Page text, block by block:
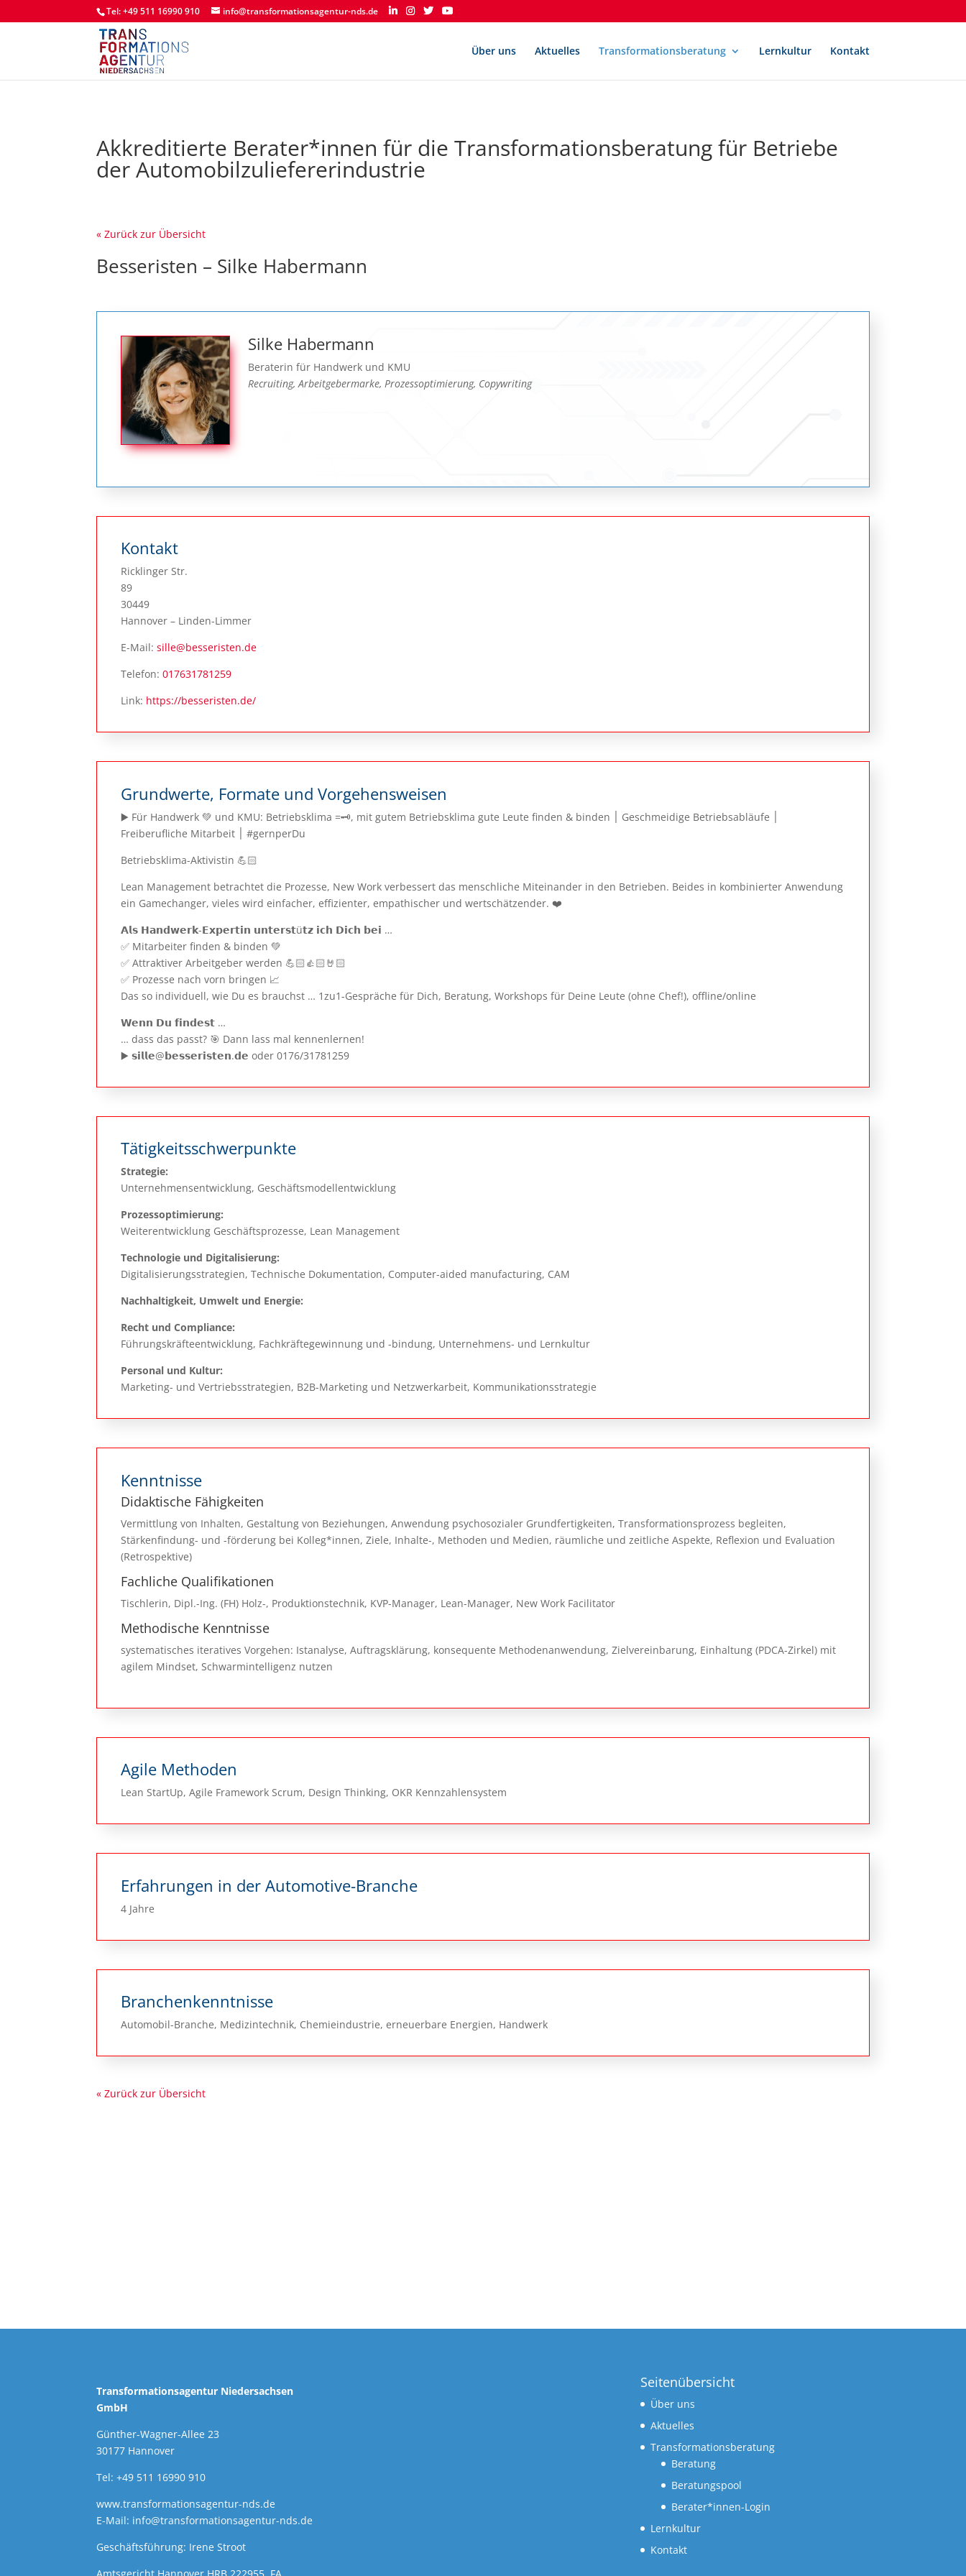
Tel: +49 511 16990 910 info@transformationsagentur-nds.de
Über uns Aktuelles Transformationsberatung Lernkultur Kontakt
Akkreditierte Berater*innen für die Transformationsberatung für Betriebe
der Automobilzuliefererindustrie
« Zurück zur Übersicht
Besseristen – Silke Habermann
Silke Habermann
Beraterin für Handwerk und KMU
Recruiting, Arbeitgebermarke, Prozessoptimierung, Copywriting
Kontakt
Ricklinger Str.
89
30449
Hannover – Linden-Limmer
E-Mail: sille@besseristen.de
Telefon: 017631781259
Link: https://besseristen.de/
Grundwerte, Formate und Vorgehensweisen
▶️ Für Handwerk 💚 und KMU: Betriebsklima =🗝️, mit gutem Betriebsklima gute Leute finden & binden ׀ Geschmeidige Betriebsabläufe ׀
Freiberufliche Mitarbeit ׀ #gernperDu
Betriebsklima-Aktivistin 💪🏻
Lean Management betrachtet die Prozesse, New Work verbessert das menschliche Miteinander in den Betrieben. Beides in kombinierter Anwendung
ein Gamechanger, vieles wird einfacher, effizienter, empathischer und wertschätzender. ❤️
𝗔𝗹𝘀 𝗛𝗮𝗻𝗱𝘄𝗲𝗿𝗸-𝗘𝘅𝗽𝗲𝗿𝘁𝗶𝗻 𝘂𝗻𝘁𝗲𝗿𝘀𝘁ü𝘁𝘇 𝗶𝗰𝗵 𝗗𝗶𝗰𝗵 𝗯𝗲𝗶 …
✅ Mitarbeiter finden & binden 💚
✅ Attraktiver Arbeitgeber werden 💪🏻👍🏻🤘🏻
✅ Prozesse nach vorn bringen 📈
Das so individuell, wie Du es brauchst … 1zu1-Gespräche für Dich, Beratung, Workshops für Deine Leute (ohne Chef!), offline/online
𝗪𝗲𝗻𝗻 𝗗𝘂 𝗳𝗶𝗻𝗱𝗲𝘀𝘁 …
… dass das passt? 🎯 Dann lass mal kennenlernen!
▶️ 𝘀𝗶𝗹𝗹𝗲@𝗯𝗲𝘀𝘀𝗲𝗿𝗶𝘀𝘁𝗲𝗻.𝗱𝗲 oder 0176/31781259
Tätigkeitsschwerpunkte
Strategie:
Unternehmensentwicklung, Geschäftsmodellentwicklung
Prozessoptimierung:
Weiterentwicklung Geschäftsprozesse, Lean Management
Technologie und Digitalisierung:
Digitalisierungsstrategien, Technische Dokumentation, Computer-aided manufacturing, CAM
Nachhaltigkeit, Umwelt und Energie:
Recht und Compliance:
Führungskräfteentwicklung, Fachkräftegewinnung und -bindung, Unternehmens- und Lernkultur
Personal und Kultur:
Marketing- und Vertriebsstrategien, B2B-Marketing und Netzwerkarbeit, Kommunikationsstrategie
Kenntnisse
Didaktische Fähigkeiten
Vermittlung von Inhalten, Gestaltung von Beziehungen, Anwendung psychosozialer Grundfertigkeiten, Transformationsprozess begleiten,
Stärkenfindung- und -förderung bei Kolleg*innen, Ziele, Inhalte-, Methoden und Medien, räumliche und zeitliche Aspekte, Reflexion und Evaluation
(Retrospektive)
Fachliche Qualifikationen
Tischlerin, Dipl.-Ing. (FH) Holz-, Produktionstechnik, KVP-Manager, Lean-Manager, New Work Facilitator
Methodische Kenntnisse
systematisches iteratives Vorgehen: Istanalyse, Auftragsklärung, konsequente Methodenanwendung, Zielvereinbarung, Einhaltung (PDCA-Zirkel) mit
agilem Mindset, Schwarmintelligenz nutzen
Agile Methoden
Lean StartUp, Agile Framework Scrum, Design Thinking, OKR Kennzahlensystem
Erfahrungen in der Automotive-Branche
4 Jahre
Branchenkenntnisse
Automobil-Branche, Medizintechnik, Chemieindustrie, erneuerbare Energien, Handwerk
« Zurück zur Übersicht
Transformationsagentur Niedersachsen
GmbH
Günther-Wagner-Allee 23
30177 Hannover
Tel: +49 511 16990 910
www.transformationsagentur-nds.de
E-Mail: info@transformationsagentur-nds.de
Geschäftsführung: Irene Stroot
Amtsgericht Hannover HRB 222955, FA
Seitenübersicht
Über uns
Aktuelles
Transformationsberatung
Beratung
Beratungspool
Berater*innen-Login
Lernkultur
Kontakt